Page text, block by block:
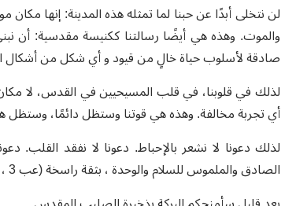
لن نتخلى أبدًا عن حبنا لما تمثله هذه المدينة: إنها
صادقة لأسلوب حياة خالٍ من قيود و أي شكل من أشكال
لذلك في قلوبنا، في قلب المسيحيين في القدس، لا
أي تجربة مخالفة. وهذه هي قوتنا وستظل دائمًا، وستظل
لذلك دعونا لا نشعر بالإحباط. دعونا لا نفقد القلب.
الصادق والملموس للسلام والوحدة ، بثقة راسخة (عب 3 ، 14) في قوة محبة المسيح!